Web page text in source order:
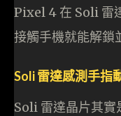
Pixel 4 在 Soli 雷
接觸手機就能解鎖
Soli 雷達感測手指
Soli 雷達晶片其